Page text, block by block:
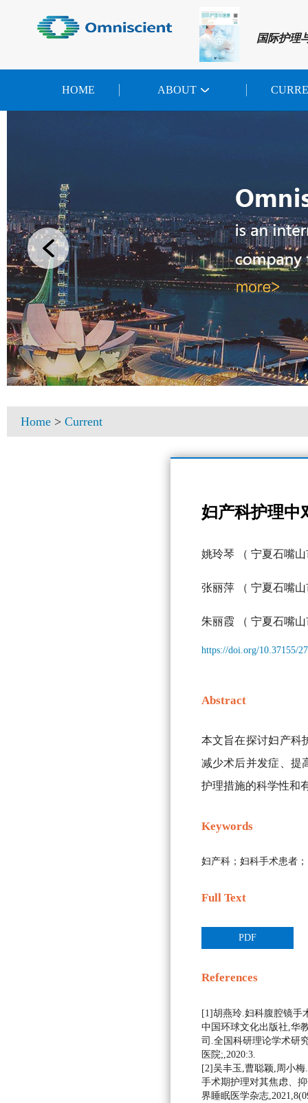
国际护理
HOME ABOUT
Home > Current
妇产科护理中
姚玲琴 （ 宁夏石嘴
张丽萍 （ 宁夏石嘴
朱丽霞 （ 宁夏石嘴
https://doi.org/10.37155/
Abstract
本文旨在探讨妇产科
减少术后并发症、提
护理措施的科学性和
Keywords
妇产科；妇科手术患者
Full Text
PDF
References
[1]胡燕玲.妇科腹腔镜手
中国环球文化出版社,华
司.全国科研理论学术研
医院;,2020:3.
[2]吴丰玉,曹聪颖,周小
手术期护理对其焦虑、
界睡眠医学杂志